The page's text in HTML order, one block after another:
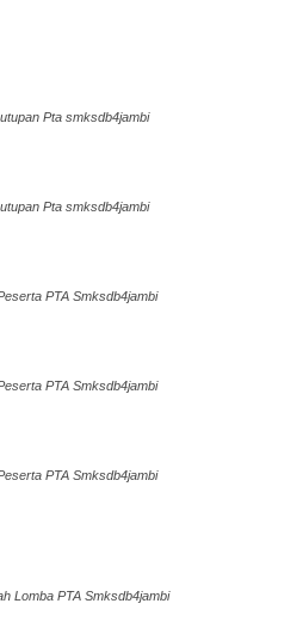
Pta smksdb4jambi
Pta smksdb4jambi
PTA Smksdb4jambi
PTA Smksdb4jambi
PTA Smksdb4jambi
Lomba PTA Smksdb4jambi